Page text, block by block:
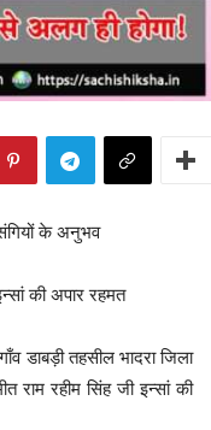
के अनुभव
की अपार रहमत
डाबड़ी तहसील भादरा जिला
राम रहीम सिंह जी इन्सां की